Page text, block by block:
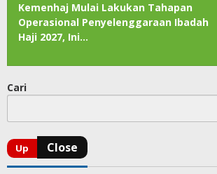
Kemenhaj Mulai Lakukan Tahapan
Operasional Penyelenggaraan Ibadah
Haji 2027, Ini…
Cari